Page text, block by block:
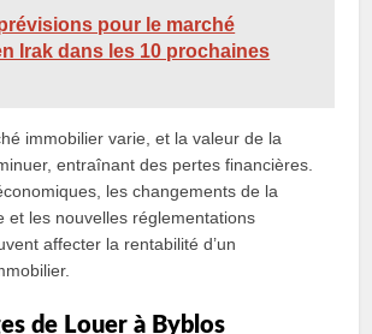
pour le marché
Irak dans les 10 prochaines
immobilier varie, et la valeur de la
entraînant des pertes financières.
les changements de la
et les nouvelles réglementations
affecter la rentabilité d’un
de Louer à Byblos